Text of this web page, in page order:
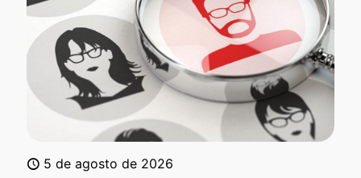
5 de agosto de 2026